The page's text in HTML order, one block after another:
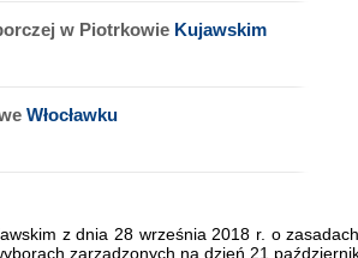
w Piotrkowie Kujawskim
Włocławku
z dnia 28 września 2018 r. o
zarządzonych na dzień 21